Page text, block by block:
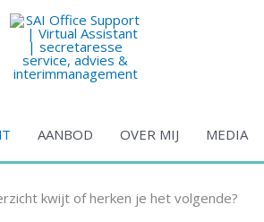
AANBOD OVER MIJ MEDIA
kwijt of herken je het volgende?